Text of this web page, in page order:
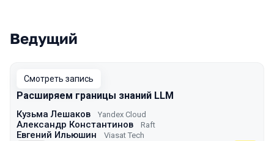
Выступления в сезоне 2024
Ведущий
Смотреть запись
Расширяем границы знаний LLM
Кузьма Лешаков Yandex Cloud
Александр Константинов Raft
Евгений Ильюшин Viasat Tech